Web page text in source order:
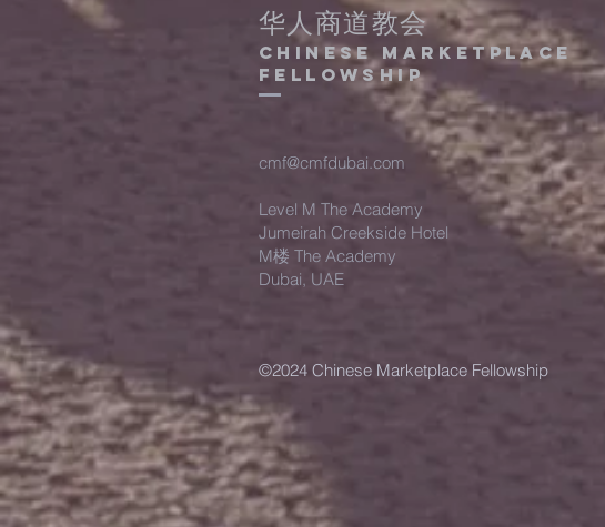
华人商道教会
Chinese Marketplace
Fellowship
cmf@cmfdubai.com
Level M The Academy
Jumeirah Creekside Hotel
M楼 The Academy
Dubai, UAE
©2024 Chinese Marketplace Fellowship